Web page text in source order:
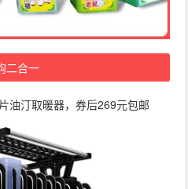
二合一
油汀取暖器，券后269元包邮